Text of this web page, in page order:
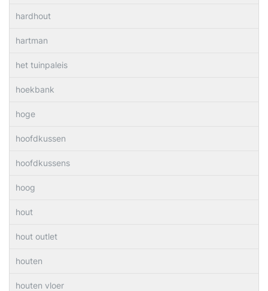
hardhout
hartman
het tuinpaleis
hoekbank
hoge
hoofdkussen
hoofdkussens
hoog
hout
hout outlet
houten
houten vloer